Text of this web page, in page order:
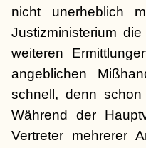
nicht unerheblich
Justizministerium
weiteren
angeblichen
schnell, denn
Während der
Vertreter mehrerer